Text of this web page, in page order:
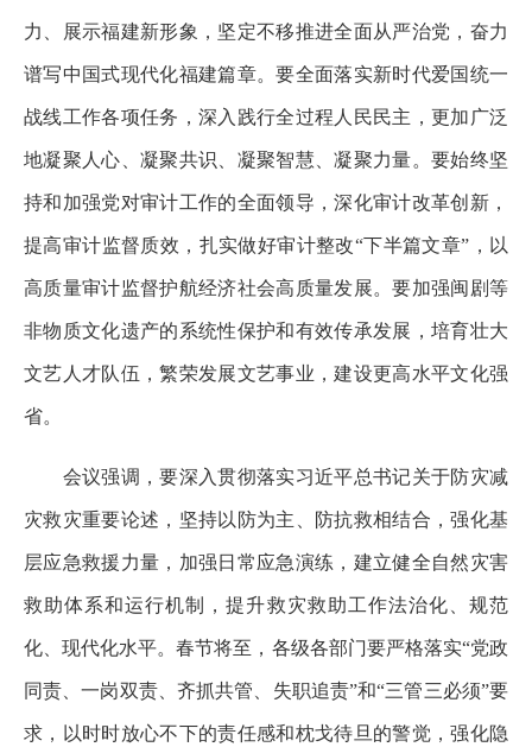
力、展示福建新形象，坚定不移推进全面从严治党，奋力
谱写中国式现代化福建篇章。要全面落实新时代爱国统一
战线工作各项任务，深入践行全过程人民民主，更加广泛
地凝聚人心、凝聚共识、凝聚智慧、凝聚力量。要始终坚
持和加强党对审计工作的全面领导，深化审计改革创新，
提高审计监督质效，扎实做好审计整改“下半篇文章”，以
高质量审计监督护航经济社会高质量发展。要加强闽剧等
非物质文化遗产的系统性保护和有效传承发展，培育壮大
文艺人才队伍，繁荣发展文艺事业，建设更高水平文化强
省。
会议强调，要深入贯彻落实习近平总书记关于防灾减
灾救灾重要论述，坚持以防为主、防抗救相结合，强化基
层应急救援力量，加强日常应急演练，建立健全自然灾害
救助体系和运行机制，提升救灾救助工作法治化、规范
化、现代化水平。春节将至，各级各部门要严格落实“党政
同责、一岗双责、齐抓共管、失职追责”和“三管三必须”要
求，以时时放心不下的责任感和枕戈待旦的警觉，强化隐